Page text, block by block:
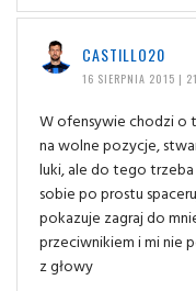
CASTILLO20
16 SIERPNIA 2015 |
W ofensywie chodzi o
na wolne pozycje,
luki, ale do tego trzeba
sobie po prostu
pokazuje zagraj do
przeciwnikiem i mi nie
z głowy